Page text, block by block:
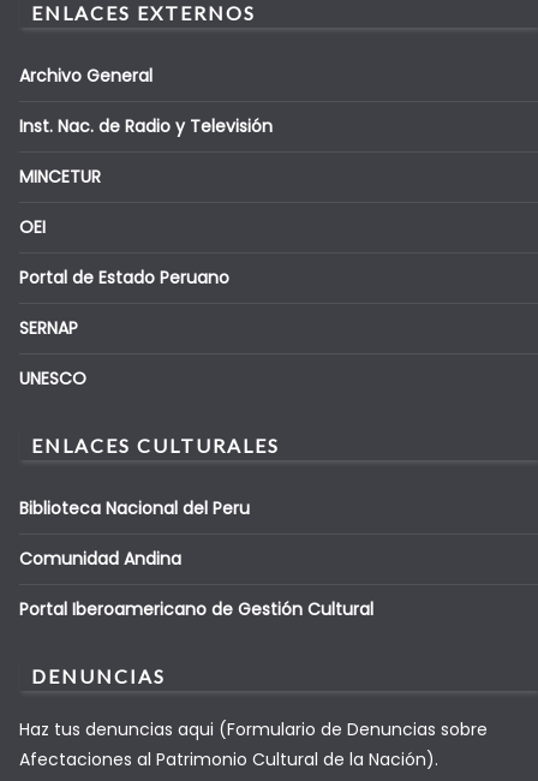
ENLACES EXTERNOS
Archivo General
Inst. Nac. de Radio y Televisión
MINCETUR
OEI
Portal de Estado Peruano
SERNAP
UNESCO
ENLACES CULTURALES
Biblioteca Nacional del Peru
Comunidad Andina
Portal Iberoamericano de Gestión Cultural
DENUNCIAS
Haz tus denuncias aqui (Formulario de Denuncias sobre
Afectaciones al Patrimonio Cultural de la Nación).